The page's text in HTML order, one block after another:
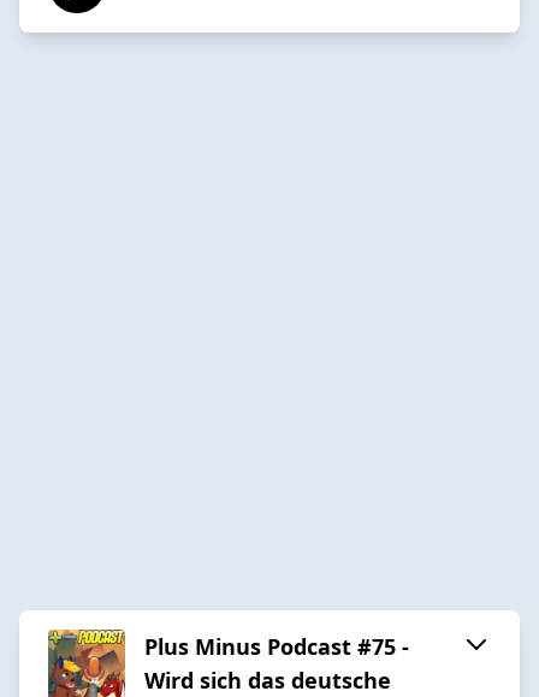
Plus Minus Podcast #75 -
Wird sich das deutsche